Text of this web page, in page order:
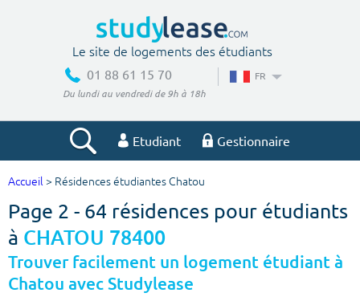
Le site de logements des étudiants
01 88 61 15 70
Du lundi au vendredi de 9h à 18h
FR
Etudiant Gestionnaire
Votre recherche
Ville, école
Accueil > Résidences étudiantes Chatou
Page 2 - 64 résidences pour étudiants
à CHATOU 78400
Trouver facilement un logement étudiant à
Chatou avec Studylease